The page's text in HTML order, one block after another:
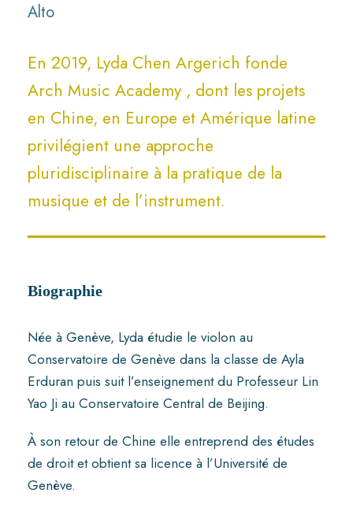
Alto
En 2019, Lyda Chen Argerich fonde
Arch Music Academy , dont les projets
en Chine, en Europe et Amérique latine
privilégient une approche
pluridisciplinaire à la pratique de la
musique et de l’instrument.
Biographie
Née à Genève, Lyda étudie le violon au
Conservatoire de Genève dans la classe de Ayla
Erduran puis suit l’enseignement du Professeur Lin
Yao Ji au Conservatoire Central de Beijing.
À son retour de Chine elle entreprend des études
de droit et obtient sa licence à l’Université de
Genève.